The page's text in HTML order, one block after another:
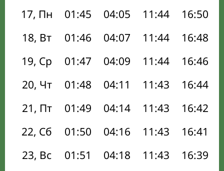
17, Пн
01:45 04:05 11:44 16:50
18, Вт
01:46 04:07 11:44 16:48
19, Ср
01:47 04:09 11:44 16:46
20, Чт
01:48 04:11 11:43 16:44
21, Пт
01:49 04:14 11:43 16:42
22, Сб
01:50 04:16 11:43 16:41
23, Вс
01:51 04:18 11:43 16:39